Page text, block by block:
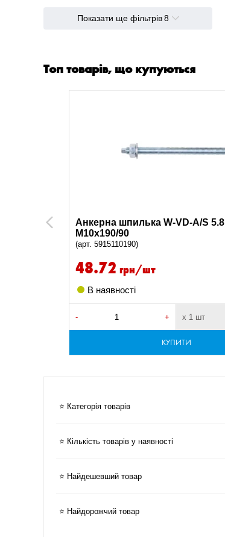
65 мм
1
Показати ще фільтрів 8
Топ товарів, що купуються
PreviousАнкерна шпилька W-VD-A/S 5.8
M10x190/90
(арт. 5915110190)
48.72 грн/шт
В наявності
- + х 1 шт
КУПИТИ
⭐ Категорія товарів
⭐ Кількість товарів у наявності
⭐ Найдешевший товар
⭐ Найдорожчий товар